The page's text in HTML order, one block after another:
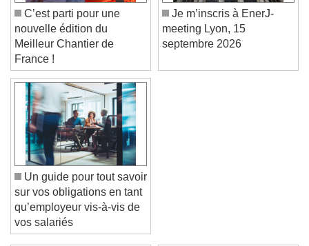
C’est parti pour une
nouvelle édition du
Meilleur Chantier de
France !
Je m’inscris à EnerJ-
meeting Lyon, 15
Un guide pour tout savoir
sur vos obligations en tant
qu’employeur vis-à-vis de
vos salariés